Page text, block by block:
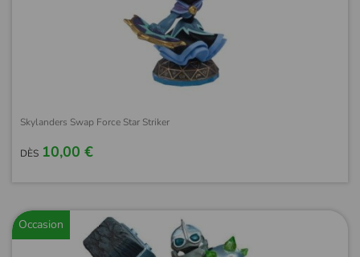
Skylanders Swap Force Star Striker
DÈS 10,00 €
Occasion